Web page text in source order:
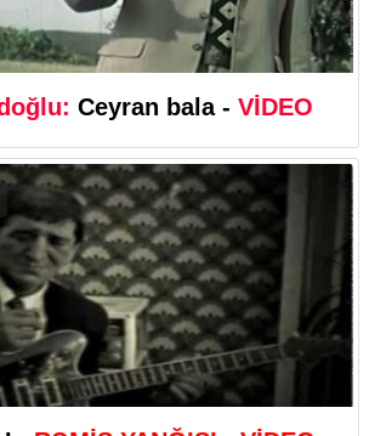
Ceyran bala - VİDEO